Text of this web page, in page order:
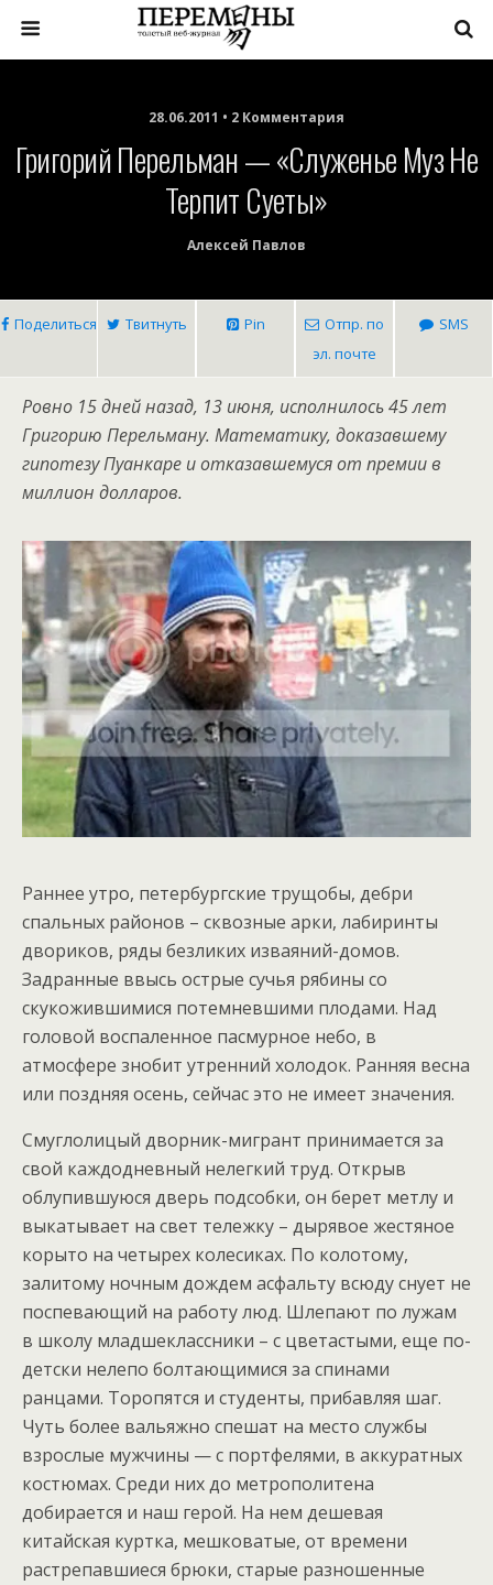
28.06.2011 • 2 Комментария
Григорий Перельман — «Служенье Муз Не
Терпит Суеты»
Алексей Павлов
Поделиться Твитнуть Pin
Отпр. по
эл. почте
SMS
Ровно 15 дней назад, 13 июня, исполнилось 45 лет
Григорию Перельману. Математику, доказавшему
гипотезу Пуанкаре и отказавшемуся от премии в
миллион долларов.
Раннее утро, петербургские трущобы, дебри
спальных районов – сквозные арки, лабиринты
двориков, ряды безликих изваяний-домов.
Задранные ввысь острые сучья рябины со
скукожившимися потемневшими плодами. Над
головой воспаленное пасмурное небо, в
атмосфере знобит утренний холодок. Ранняя весна
или поздняя осень, сейчас это не имеет значения.
Смуглолицый дворник-мигрант принимается за
свой каждодневный нелегкий труд. Открыв
облупившуюся дверь подсобки, он берет метлу и
выкатывает на свет тележку – дырявое жестяное
корыто на четырех колесиках. По колотому,
залитому ночным дождем асфальту всюду снует не
поспевающий на работу люд. Шлепают по лужам
в школу младшеклассники – с цветастыми, еще по-
детски нелепо болтающимися за спинами
ранцами. Торопятся и студенты, прибавляя шаг.
Чуть более вальяжно спешат на место службы
взрослые мужчины — с портфелями, в аккуратных
костюмах. Среди них до метрополитена
добирается и наш герой. На нем дешевая
китайская куртка, мешковатые, от времени
растрепавшиеся брюки, старые разношенные